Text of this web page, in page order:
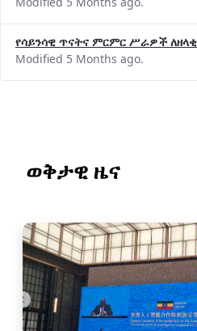
የሳይንሳዊ ጥናትና ምርምር ሥራዎች
Modified 5 Months ago.